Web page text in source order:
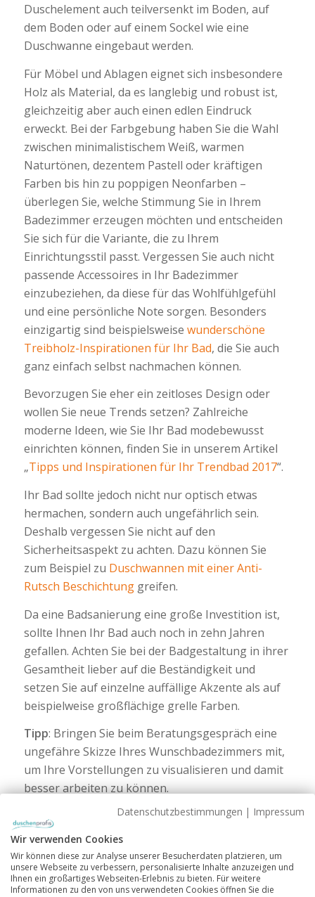
Duschelement auch teilversenkt im Boden, auf
dem Boden oder auf einem Sockel wie eine
Duschwanne eingebaut werden.
Für Möbel und Ablagen eignet sich insbesondere
Holz als Material, da es langlebig und robust ist,
gleichzeitig aber auch einen edlen Eindruck
erweckt. Bei der Farbgebung haben Sie die Wahl
zwischen minimalistischem Weiß, warmen
Naturtönen, dezentem Pastell oder kräftigen
Farben bis hin zu poppigen Neonfarben –
überlegen Sie, welche Stimmung Sie in Ihrem
Badezimmer erzeugen möchten und entscheiden
Sie sich für die Variante, die zu Ihrem
Einrichtungsstil passt. Vergessen Sie auch nicht
passende Accessoires in Ihr Badezimmer
einzubeziehen, da diese für das Wohlfühlgefühl
und eine persönliche Note sorgen. Besonders
einzigartig sind beispielsweise wunderschöne
Treibholz-Inspirationen für Ihr Bad, die Sie auch
ganz einfach selbst nachmachen können.
Bevorzugen Sie eher ein zeitloses Design oder
wollen Sie neue Trends setzen? Zahlreiche
moderne Ideen, wie Sie Ihr Bad modebewusst
einrichten können, finden Sie in unserem Artikel
„Tipps und Inspirationen für Ihr Trendbad 2017“.
Ihr Bad sollte jedoch nicht nur optisch etwas
hermachen, sondern auch ungefährlich sein.
Deshalb vergessen Sie nicht auf den
Sicherheitsaspekt zu achten. Dazu können Sie
zum Beispiel zu Duschwannen mit einer Anti-
Rutsch Beschichtunggreifen.
Da eine Badsanierung eine große Investition ist,
sollte Ihnen Ihr Bad auch noch in zehn Jahren
gefallen. Achten Sie bei der Badgestaltung in ihrer
Gesamtheit lieber auf die Beständigkeit und
setzen Sie auf einzelne auffällige Akzente als auf
beispielweise großflächige grelle Farben.
Tipp: Bringen Sie beim Beratungsgespräch eine
ungefähre Skizze Ihres Wunschbadezimmers mit,
um Ihre Vorstellungen zu visualisieren und damit
besser arbeiten zu können.
Datenschutzbestimmungen | Impressum
Wir verwenden Cookies
Wir können diese zur Analyse unserer Besucherdaten platzieren, um
unsere Webseite zu verbessern, personalisierte Inhalte anzuzeigen und
Ihnen ein großartiges Webseiten-Erlebnis zu bieten. Für weitere
Informationen zu den von uns verwendeten Cookies öffnen Sie die